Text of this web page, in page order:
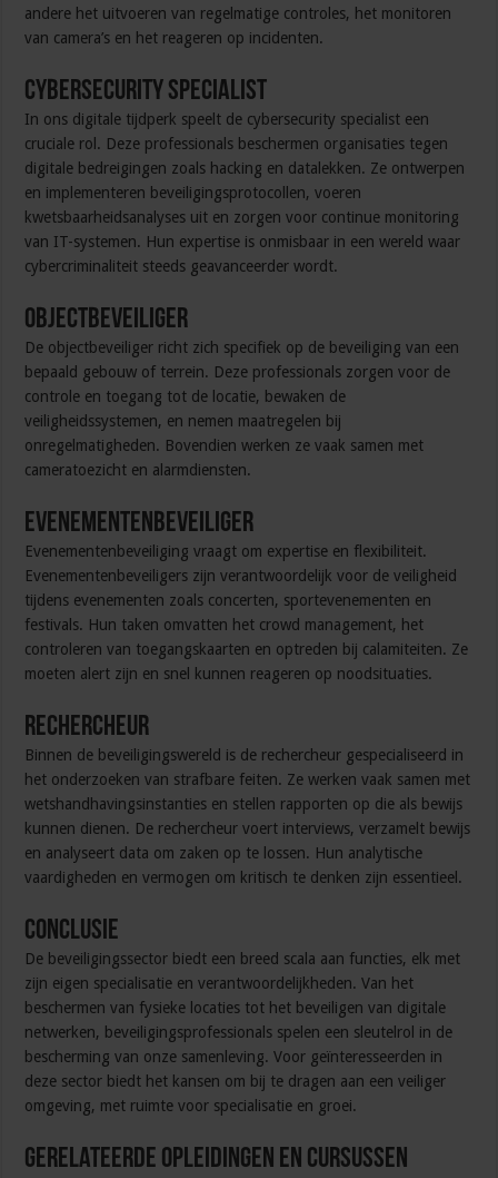
andere het uitvoeren van regelmatige controles, het monitoren
van camera’s en het reageren op incidenten.
Cybersecurity Specialist
In ons digitale tijdperk speelt de cybersecurity specialist een
cruciale rol. Deze professionals beschermen organisaties tegen
digitale bedreigingen zoals hacking en datalekken. Ze ontwerpen
en implementeren beveiligingsprotocollen, voeren
kwetsbaarheidsanalyses uit en zorgen voor continue monitoring
van IT-systemen. Hun expertise is onmisbaar in een wereld waar
cybercriminaliteit steeds geavanceerder wordt.
Objectbeveiliger
De objectbeveiliger richt zich specifiek op de beveiliging van een
bepaald gebouw of terrein. Deze professionals zorgen voor de
controle en toegang tot de locatie, bewaken de
veiligheidssystemen, en nemen maatregelen bij
onregelmatigheden. Bovendien werken ze vaak samen met
cameratoezicht en alarmdiensten.
Evenementenbeveiliger
Evenementenbeveiliging vraagt om expertise en flexibiliteit.
Evenementenbeveiligers zijn verantwoordelijk voor de veiligheid
tijdens evenementen zoals concerten, sportevenementen en
festivals. Hun taken omvatten het crowd management, het
controleren van toegangskaarten en optreden bij calamiteiten. Ze
moeten alert zijn en snel kunnen reageren op noodsituaties.
Rechercheur
Binnen de beveiligingswereld is de rechercheur gespecialiseerd in
het onderzoeken van strafbare feiten. Ze werken vaak samen met
wetshandhavingsinstanties en stellen rapporten op die als bewijs
kunnen dienen. De rechercheur voert interviews, verzamelt bewijs
en analyseert data om zaken op te lossen. Hun analytische
vaardigheden en vermogen om kritisch te denken zijn essentieel.
Conclusie
De beveiligingssector biedt een breed scala aan functies, elk met
zijn eigen specialisatie en verantwoordelijkheden. Van het
beschermen van fysieke locaties tot het beveiligen van digitale
netwerken, beveiligingsprofessionals spelen een sleutelrol in de
bescherming van onze samenleving. Voor geïnteresseerden in
deze sector biedt het kansen om bij te dragen aan een veiliger
omgeving, met ruimte voor specialisatie en groei.
Gerelateerde Opleidingen en Cursussen